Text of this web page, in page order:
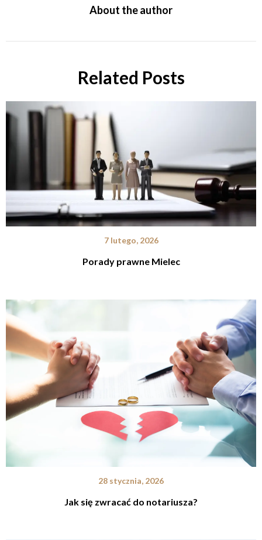
About the author
Related Posts
7 lutego, 2026
Porady prawne Mielec
28 stycznia, 2026
Jak się zwracać do notariusza?